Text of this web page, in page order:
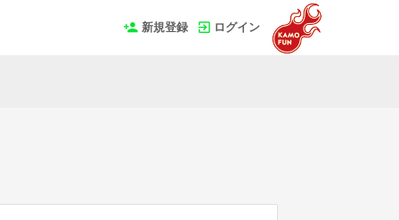
新規登録 ログイン